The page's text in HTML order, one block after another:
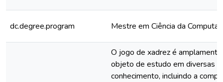
dc.degree.program Mestre em Ciência da
O jogo de xadrez é
objeto de estudo em diversas
conhecimento, incluindo a